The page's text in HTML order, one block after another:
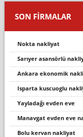
SON FİRMALAR
nokta nakliyat
sarıyer asansörlü
ankara ekonomik
isparta kuscuoglu
yayladaği evden eve
manavgat evden eve
bolu kervan nakliyat